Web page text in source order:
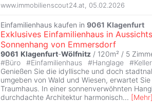
www.immobilienscout24.at 05.02.2026
Einfamilienhaus kaufen in 9061 Klagenfurt
Exklusives Einfamilienhaus in
Sonnenhang von Emmersdorf
9061 Klagenfurt-Wölfnitz / 120m² / 5
#Büro #Einfamilienhaus #Hanglage #Keller
Genießen Sie die idyllische und doch
umgeben von Wald und Wiesen, erwartet
Traumhaus. In einer sonnenverwöhnten
durchdachte Architektur harmonisch... [Mehr]